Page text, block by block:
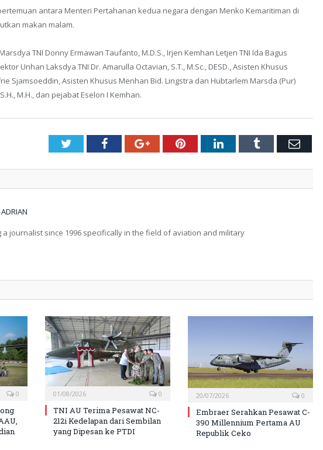
antara Menteri Pertahanan kedua negara dengan Menko Kemaritiman di
makan malam.
TNI Donny Ermawan Taufanto, M.D.S., Irjen Kemhan Letjen TNI Ida Bagus
Unhan Laksdya TNI Dr. Amarulla Octavian, S.T., M.Sc., DESD., Asisten Khusus
Sjamsoeddin, Asisten Khusus Menhan Bid. Lingstra dan Hubtarlem Marsda (Pur)
M.H., dan pejabat Eselon I Kemhan.
TwitterFacebookGoogle+PinterestLinkedInTumblr Email
a journalist since 1996 specifically in the field of aviation and military
0 01/08/2026 0
TNI AU Terima Pesawat NC-
212i Kedelapan dari Sembilan
yang Dipesan ke PTDI
20/07/2026 0
Embraer Serahkan Pesawat C-
390 Millennium Pertama AU
Republik Ceko